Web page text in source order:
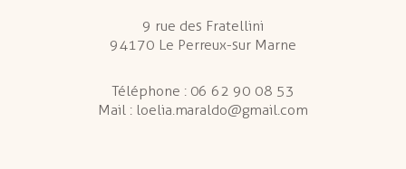
9 rue des Fratellini
94170 Le Perreux-sur Marne
Téléphone : 06 62 90 08 53
Mail : loelia.maraldo@gmail.com